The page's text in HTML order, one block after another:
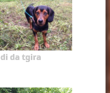
di da tgira